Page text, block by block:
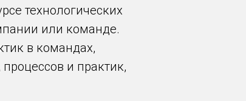
технологических
или команде.
в командах,
и практик,